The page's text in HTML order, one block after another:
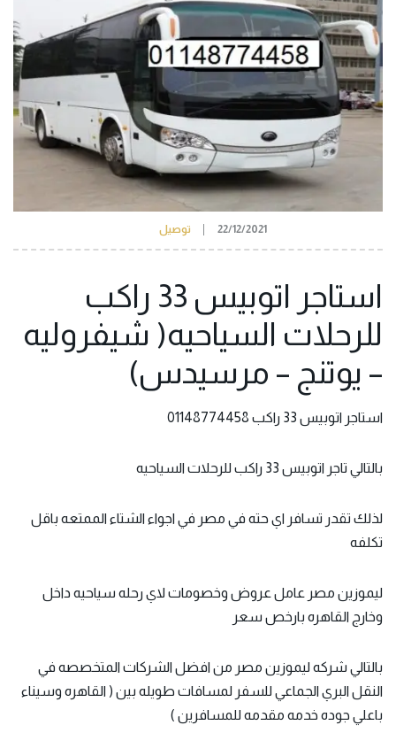
22/12/2021 توصيل
استاجر اتوبيس 33 راكب
للرحلات السياحيه( شيفروليه
– يوتنج – مرسيدس)
استاجر اتوبيس 33 راكب 01148774458
بالتالي تاجر اتوبيس 33 راكب للرحلات السياحيه
لذلك تقدر تسافر اي حته في مصر في اجواء الشتاء الممتعه باقل
تكلفه
ليموزين مصر عامل عروض وخصومات لاي رحله سياحيه داخل
وخارج القاهره بارخص سعر
بالتالي شركه ليموزين مصر من افضل الشركات المتخصصه في
النقل البري الجماعي للسفر لمسافات طويله بين ( القاهره وسيناء
باعلي جوده خدمه مقدمه للمسافرين )